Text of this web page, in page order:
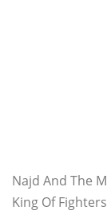
Najd And The
King Of